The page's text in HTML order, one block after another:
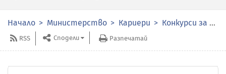
Начало Министерство Кариери Конкурси за избор на членове на органите за управление и контрол в публичните предприятия
RSS Сподели Разпечатай